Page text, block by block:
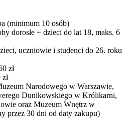
(minimum 10 osób)
dorosłe + dzieci do lat 18, maks. 6
uczniowie i studenci do 26. roku
zł
Narodowego w Warszawie,
Dunikowskiego w Królikarni,
oraz Muzeum Wnętrz w
przez 30 dni od daty zakupu)